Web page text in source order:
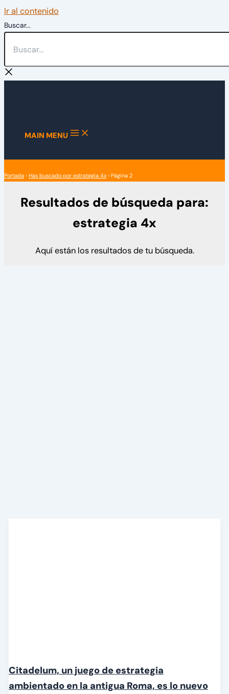
Ir al contenido
Buscar...
MAIN MENU
Portada › Has buscado por estrategia 4x › Página 2
Resultados de búsqueda para:
estrategia 4x
Aquí están los resultados de tu búsqueda.
Citadelum, un juego de estrategia
ambientado en la antigua Roma, es lo nuevo